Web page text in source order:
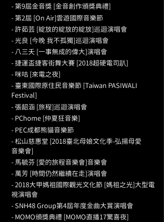
- 第9屆金音獎 [金音創作頒獎典禮]
- 第2屆 [On Air]雲遊國際音樂節
- 許茹芸 [綻放的綻放的綻放]巡迴演唱會
- 光良 [今晚 我不孤獨]巡迴演唱會
- 八三夭 [一事無成的偉大]演唱會
- 捷運盃捷客街舞大賽 [2018超硬電司趴]
- 咪咕 [來電之夜]
- 臺東國際原住民音樂節 [Taiwan PASIWALI
Festival]
- 張韶涵 [旅程]巡迴演唱會
- PChome [仲夏狂音樂]
- PEC成都熊貓音樂節
- 松山慈惠堂 [2018臺北母娘文化季-弘揚母愛
音樂會]
- 馬毓芬 [愛的旅程音樂會]音樂會
- 萬芳 [時間仍然繼續在走]演唱會
- 2018大甲媽祖國際觀光文化節 [媽祖之光]大型電
視演唱會
- SNH48 Group第4屆年度金曲大賞演唱會
- MOMO頒獎典禮 [MOMO直播17驚喜夜]